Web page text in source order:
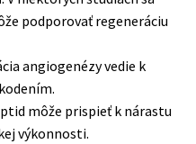
podporovať regeneráciu
angiogenézy vedie k
môže prispieť k nárastu
výkonnosti.